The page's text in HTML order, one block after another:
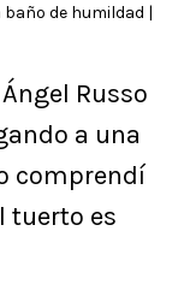
de humildad |
Russo
a una
comprendí
tuerto es